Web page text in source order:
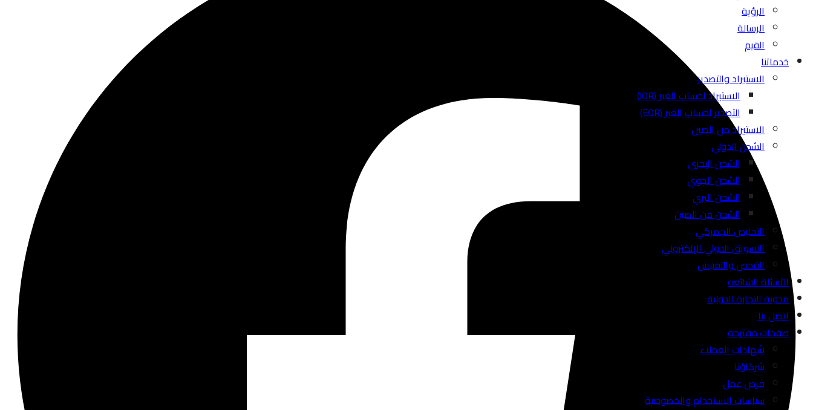
الرؤية
الرسالة
القيم
خدماتنا
الاستيراد والتصدير
الاستيراد لحساب الغير (IOR)
التصدير لحساب الغير (EOR)
الاستيراد من الصين
الشحن الدولي
الشحن البحري
الشحن الجوي
الشحن البري
الشحن من الصين
التخليص الجمركي
التسويق الدولي الإلكتروني
الفحص والتفتيش
الأسئلة الشائعة
مدونة التجارة الدولية
اتصل بنا
صفحات مقترحة
شهادات العملاء
شركاؤنا
فرص عمل
سياسات الاستخدام والخصوصية